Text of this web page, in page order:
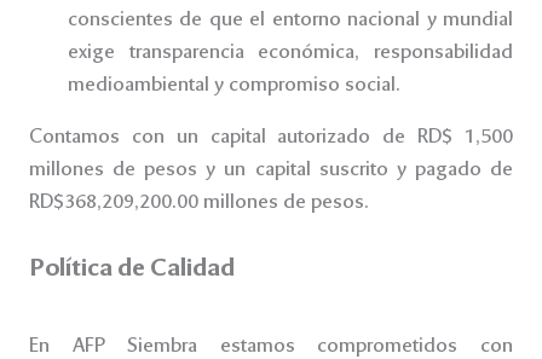
conscientes de que el entorno nacional y mundial
exige transparencia económica, responsabilidad
medioambiental y compromiso social.
Contamos con un capital autorizado de RD$ 1,500
millones de pesos y un capital suscrito y pagado de
RD$368,209,200.00 millones de pesos.
Política de Calidad
En AFP Siembra estamos comprometidos con